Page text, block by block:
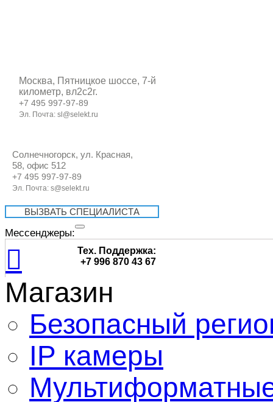
Москва, Пятницкое шоссе, 7-й
километр, вл2с2г.
+7 495 997-97-89
Эл. Почта: sl@selekt.ru
Солнечногорск, ул. Красная,
58, офис 512
+7 495 997-97-89
Эл. Почта: s@selekt.ru
ВЫЗВАТЬ СПЕЦИАЛИСТА
Мессенджеры:
Тех. Поддержка:
+7 996 870 43 67
Магазин
Безопасный
IP камеры